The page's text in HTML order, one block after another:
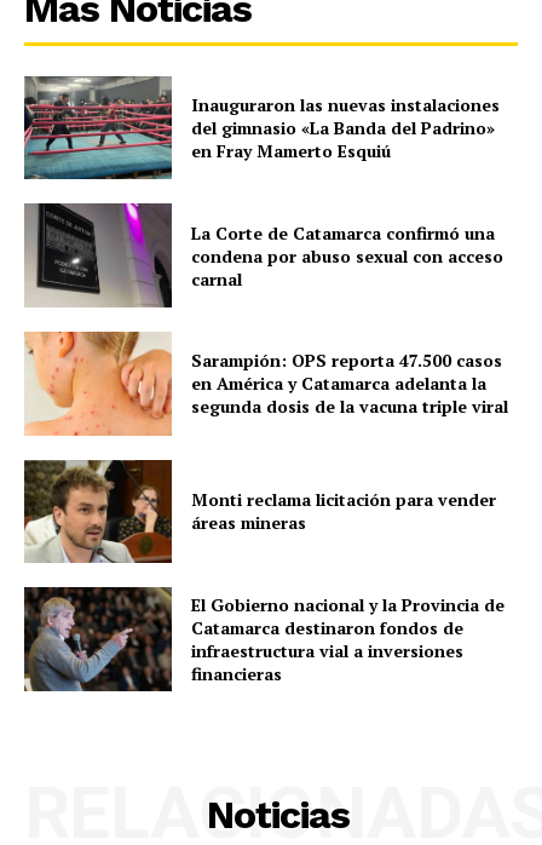
Inauguraron las nuevas instalaciones
del gimnasio «La Banda del Padrino»
en Fray Mamerto Esquiú
La Corte de Catamarca confirmó una
condena por abuso sexual con acceso
carnal
Sarampión: OPS reporta 47.500 casos
en América y Catamarca adelanta la
segunda dosis de la vacuna triple viral
Monti reclama licitación para vender
áreas mineras
El Gobierno nacional y la Provincia de
Catamarca destinaron fondos de
infraestructura vial a inversiones
financieras
Noticias